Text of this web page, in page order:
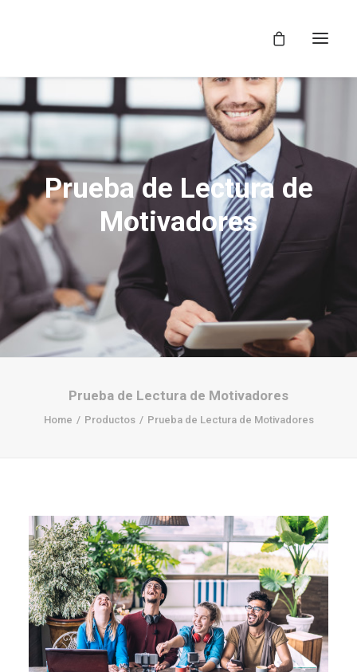
Prueba de Lectura de
Motivadores
Prueba de Lectura de Motivadores
Home Productos Prueba de Lectura de Motivadores